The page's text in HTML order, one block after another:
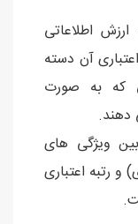
اشاره به ارزش اطلاعاتی
آن دسته
که به صورت
دهند.
بین ویژگی های
رتبه اعتباری